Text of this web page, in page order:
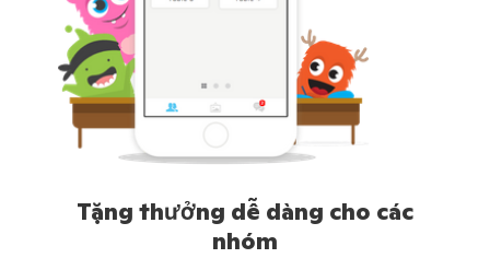
Tặng thưởng dễ dàng cho các
nhóm